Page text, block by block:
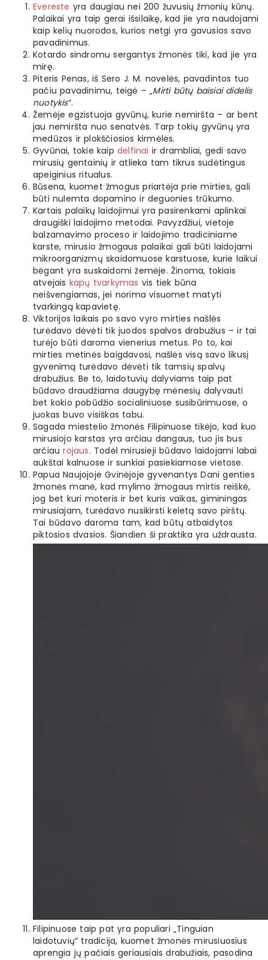
Evereste yra daugiau nei 200 žuvusių žmonių kūnų.
Palaikai yra taip gerai išsilaikę, kad jie yra naudojami
kaip kelių nuorodos, kurios netgi yra gavusios savo
pavadinimus.
Kotardo sindromu sergantys žmonės tiki, kad jie yra
mirę.
Piteris Penas, iš Sero J. M. novelės, pavadintos tuo
pačiu pavadinimu, teigė – „Mirti būtų baisiai didelis
nuotykis“.
Žemėje egzistuoja gyvūnų, kurie nemiršta – ar bent
jau nemiršta nuo senatvės. Tarp tokių gyvūnų yra
medūzos ir plokščiosios kirmėlės.
Gyvūnai, tokie kaip delfinai ir drambliai, gedi savo
mirusių gentainių ir atlieka tam tikrus sudėtingus
apeiginius ritualus.
Būsena, kuomet žmogus priartėja prie mirties, gali
būti nulemta dopamino ir deguonies trūkumo.
Kartais palaikų laidojimui yra pasirenkami aplinkai
draugiški laidojimo metodai. Pavyzdžiui, vietoje
balzamavimo proceso ir laidojimo tradiciniame
karste, mirusio žmogaus palaikai gali būti laidojami
mikroorganizmų skaidomuose karstuose, kurie laikui
bėgant yra suskaidomi žemėje. Žinoma, tokiais
atvejais kapų tvarkymas vis tiek būna
neišvengiamas, jei norima visuomet matyti
tvarkingą kapavietę.
Viktorijos laikais po savo vyro mirties našlės
turėdavo dėvėti tik juodos spalvos drabužius – ir tai
turėjo būti daroma vienerius metus. Po to, kai
mirties metinės baigdavosi, našlės visą savo likusį
gyvenimą turėdavo dėvėti tik tamsių spalvų
drabužius. Be to, laidotuvių dalyviams taip pat
būdavo draudžiama daugybę mėnesių dalyvauti
bet kokio pobūdžio socialiniuose susibūrimuose, o
juokas buvo visiškas tabu.
Sagada miestelio žmonės Filipinuose tikėjo, kad kuo
mirusiojo karstas yra arčiau dangaus, tuo jis bus
arčiaurojaus. Todėl mirusieji būdavo laidojami labai
aukštai kalnuose ir sunkiai pasiekiamose vietose.
Papua Naujojoje Gvinėjoje gyvenantys Dani genties
žmonės manė, kad mylimo žmogaus mirtis reiškė,
jog bet kuri moteris ir bet kuris vaikas, giminingas
mirusiajam, turėdavo nusikirsti keletą savo pirštų.
Tai būdavo daroma tam, kad būtų atbaidytos
piktosios dvasios. Šiandien ši praktika yra uždrausta.
Filipinuose taip pat yra populiari „Tinguian
laidotuvių“ tradicija, kuomet žmonės mirusiuosius
aprengia jų pačiais geriausiais drabužiais, pasodina